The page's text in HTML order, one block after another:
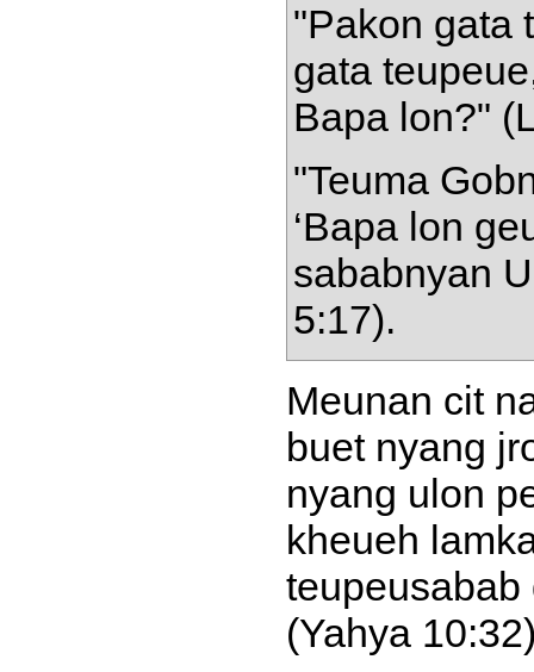
"Pakon gata
gata
Bapa lon?"
"Teuma
‘Bapa lon
sababnyan
5:17).
Meunan cit
buet nyang
nyang ulon
kheueh
(Yahya